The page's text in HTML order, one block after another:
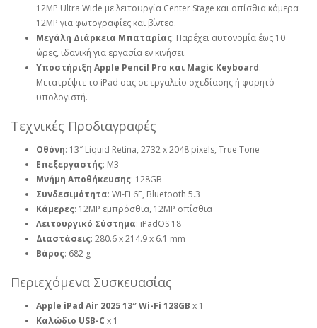
12MP Ultra Wide με λειτουργία Center Stage και οπίσθια κάμερα
12MP για φωτογραφίες και βίντεο.
Μεγάλη Διάρκεια Μπαταρίας: Παρέχει αυτονομία έως 10
ώρες, ιδανική για εργασία εν κινήσει.
Υποστήριξη Apple Pencil Pro και Magic Keyboard:
Μετατρέψτε το iPad σας σε εργαλείο σχεδίασης ή φορητό
υπολογιστή.
Τεχνικές Προδιαγραφές
Οθόνη: 13″ Liquid Retina, 2732 x 2048 pixels, True Tone
Επεξεργαστής: M3
Μνήμη Αποθήκευσης: 128GB
Συνδεσιμότητα: Wi-Fi 6E, Bluetooth 5.3
Κάμερες: 12MP εμπρόσθια, 12MP οπίσθια
Λειτουργικό Σύστημα: iPadOS 18
Διαστάσεις: 280.6 x 214.9 x 6.1 mm
Βάρος: 682 g
Περιεχόμενα Συσκευασίας
Apple iPad Air 2025 13″ Wi-Fi 128GB x 1
Καλώδιο USB-C x 1